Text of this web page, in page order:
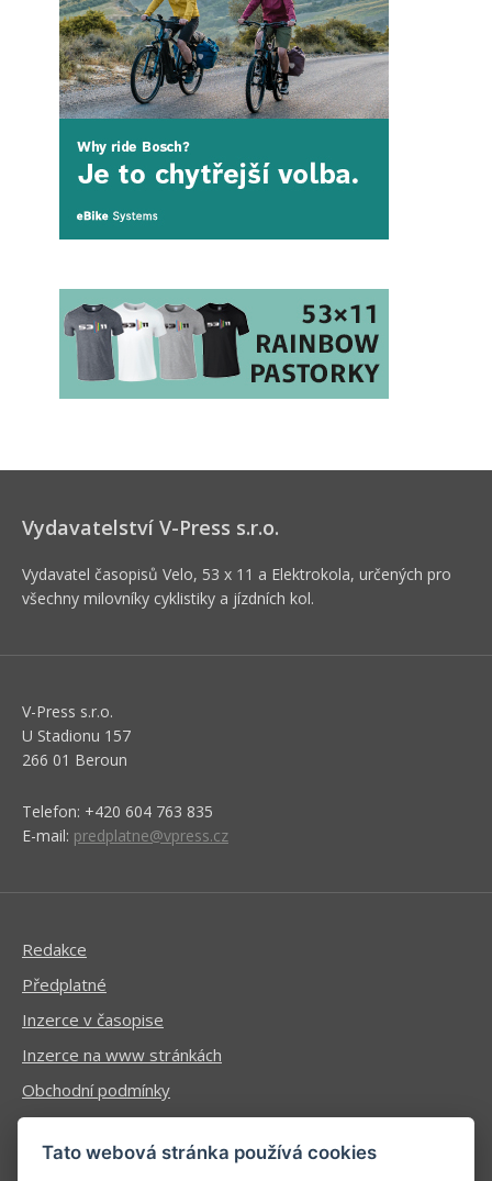
Vydavatelství V-Press s.r.o.
Vydavatel časopisů Velo, 53 x 11 a Elektrokola, určených pro
všechny milovníky cyklistiky a jízdních kol.
V-Press s.r.o.
U Stadionu 157
266 01 Beroun
Telefon: +420 604 763 835
E-mail: predplatne@vpress.cz
Redakce
Předplatné
Inzerce v časopise
Inzerce na www stránkách
Obchodní podmínky
Ochrana osobních údajů
Tato webová stránka používá cookies